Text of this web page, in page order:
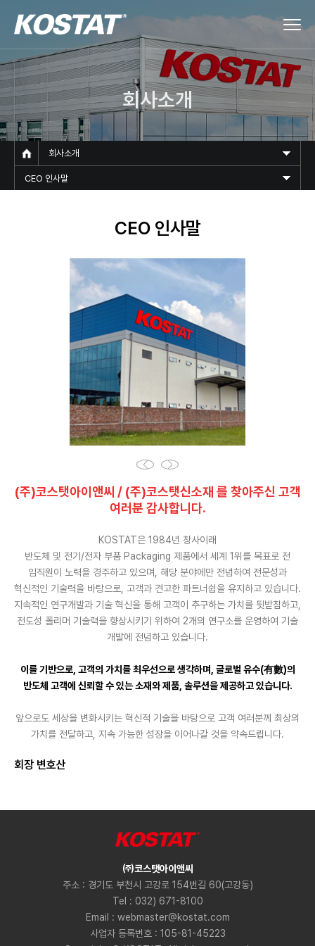
회사소개
회사소개
CEO 인사말
CEO 인사말
(주)코스탯아이앤씨 / (주)코스탯신소재 를 찾아주신 고객
여러분 감사합니다.
KOSTAT은 1984년 창사이래
반도체 및 전기/전자 부품 Packaging 제품에서 세계 1위를 목표로 전
임직원이 노력을 경주하고 있으며, 해당 분야에만 전념하여 전문성과
혁신적인 기술력을 바탕으로, 고객과 견고한 파트너쉽을 유지하고 있습니다.
지속적인 연구개발과 기술 혁신을 통해 고객이 추구하는 가치를 뒷받침하고,
전도성 폴리머 기술력을 향상시키기 위하여 2개의 연구소를 운영하여 기술
개발에 전념하고 있습니다.
이를 기반으로, 고객의 가치를 최우선으로 생각하며, 글로벌 유수(有數)의
반도체 고객에 신뢰할 수 있는 소재와 제품, 솔루션을 제공하고 있습니다.
앞으로도 세상을 변화시키는 혁신적 기술을 바탕으로 고객 여러분께 최상의
가치를 전달하고, 지속 가능한 성장을 이어나갈 것을 약속드립니다.
회장 변호산
㈜코스탯아이앤씨
주소 : 경기도 부천시 고강로 154번길 60(고강동)
Tel : 032) 671-8100
Email : webmaster@kostat.com
사업자 등록번호 : 105-81-45223